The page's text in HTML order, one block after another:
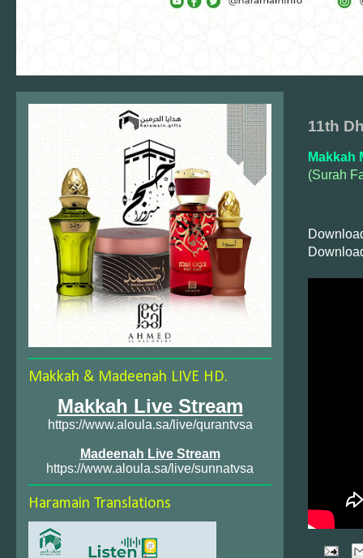
11th
Makkah
(Surah
Makkah & Madeenah LIVE HD.
Makkah Live Stream
https://www.aloula.sa/live/qurantvsa
Madeenah Live Stream
https://www.aloula.sa/live/sunnatvsa
Haramain Translations